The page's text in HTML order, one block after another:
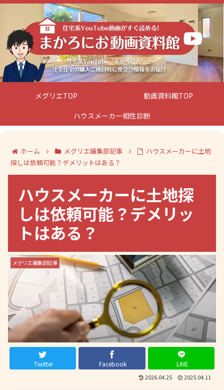
メグリエTOP
動画資料館TOP
ハウスメーカー相性診断
ホーム メグリエ編集部記事
ハウスメーカーに土地
探しは依頼可能？デメリットはある？
ハウスメーカーに土地探
しは依頼可能？デメリッ
トはある？
メグリエ編集部記事
Twitter Facebook LINE
2026.04.25 2025.04.11